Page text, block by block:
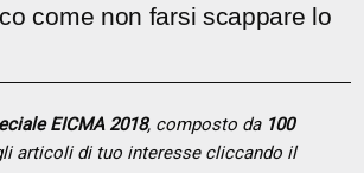
come non farsi scappare lo
EICMA 2018, composto da 100
articoli di tuo interesse cliccando il